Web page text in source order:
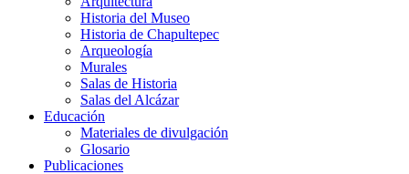
Historia del Museo
Historia de Chapultepec
Arqueología
Murales
Salas de Historia
Salas del Alcázar
Educación
Materiales de divulgación
Glosario
Publicaciones